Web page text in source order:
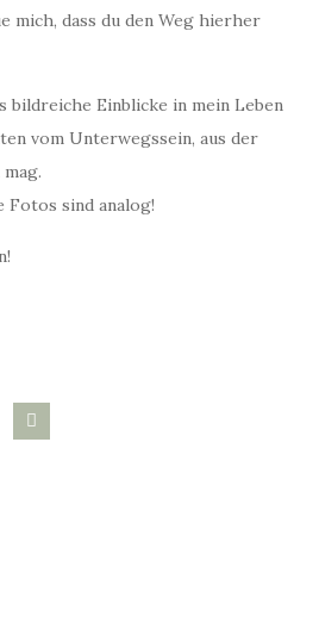
mich, dass du den Weg hierher
bildreiche Einblicke in mein Leben
vom Unterwegssein, aus der
Fotos sind analog!
mail